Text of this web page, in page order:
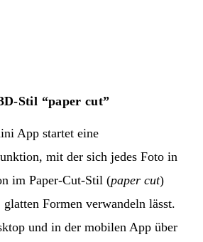
Stil “paper cut”
App startet eine
mit der sich jedes Foto in
im Paper-Cut-Stil (paper cut)
Formen verwandeln lässt.
und in der mobilen App über